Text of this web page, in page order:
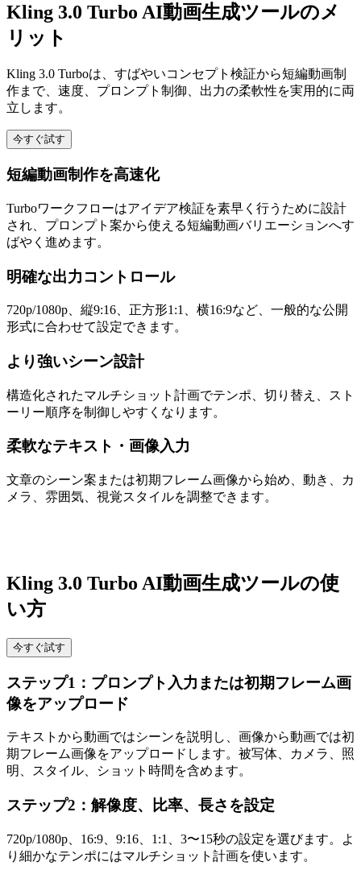
Kling 3.0 Turbo AI動画生成ツールのメ
リット
Kling 3.0 Turboは、すばやいコンセプト検証から短編動画制
作まで、速度、プロンプト制御、出力の柔軟性を実用的に両
立します。
今すぐ試す
短編動画制作を高速化
Turboワークフローはアイデア検証を素早く行うために設計
され、プロンプト案から使える短編動画バリエーションへす
ばやく進めます。
明確な出力コントロール
720p/1080p、縦9:16、正方形1:1、横16:9など、一般的な公開
形式に合わせて設定できます。
より強いシーン設計
構造化されたマルチショット計画でテンポ、切り替え、スト
ーリー順序を制御しやすくなります。
柔軟なテキスト・画像入力
文章のシーン案または初期フレーム画像から始め、動き、カ
メラ、雰囲気、視覚スタイルを調整できます。
Kling 3.0 Turbo AI動画生成ツールの使
い方
今すぐ試す
ステップ1：プロンプト入力または初期フレーム画
像をアップロード
テキストから動画ではシーンを説明し、画像から動画では初
期フレーム画像をアップロードします。被写体、カメラ、照
明、スタイル、ショット時間を含めます。
ステップ2：解像度、比率、長さを設定
720p/1080p、16:9、9:16、1:1、3〜15秒の設定を選びます。よ
り細かなテンポにはマルチショット計画を使います。